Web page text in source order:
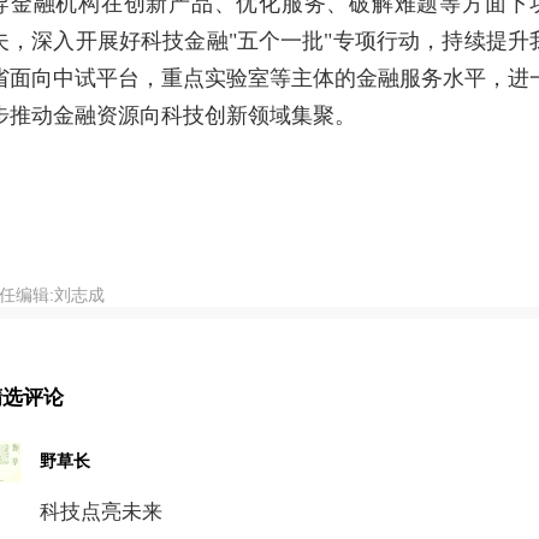
，深入开展好科技金融"五个一批"专项行动，持续提升
面向中试平台，重点实验室等主体的金融服务水平， 进
推动金融资源向科技创新领域集聚。
编辑:刘志成
评论
野草长
科技点亮未来